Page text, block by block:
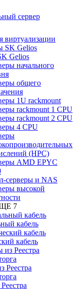
сервер
виртуализации
Gelios
начального
общего
1U rackmount
rackmount 1 CPU
rackmount 2 CPU
4 CPU
(HPC)
AMD EPYC
серверы и NAS
высокой
7
кабель
кабель
Реестра